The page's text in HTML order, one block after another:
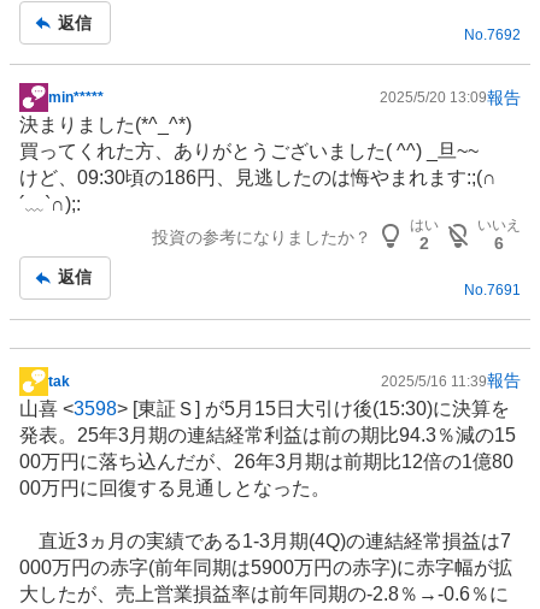
事
返信
No.7692
掲
示
板
記
事
min***** 2025/5/20 13:09報告
決まりました(*^_^*)
買ってくれた方、ありがとうございました( ^^) _旦~~
けど、09:30頃の186円、見逃したのは悔やまれます:;(∩
´﹏`∩);:
投資の参考になりましたか？
はい
2
いいえ
6
返信
No. 7691
掲
示
板
記
事
tak 2025/5/16 11:39報告
山喜 <3598> [東証Ｓ] が5月15日大引け後(15:30)に決算を
発表。25年3月期の連結経常利益は前の期比94.3％減の15
00万円に落ち込んだが、26年3月期は前期比12倍の1億80
00万円に回復する見通しとなった。
直近3ヵ月の実績である1-3月期(4Q)の連結経常損益は7
000万円の赤字(前年同期は5900万円の赤字)に赤字幅が拡
大したが、売上営業損益率は前年同期の-2.8％→-0.6％に